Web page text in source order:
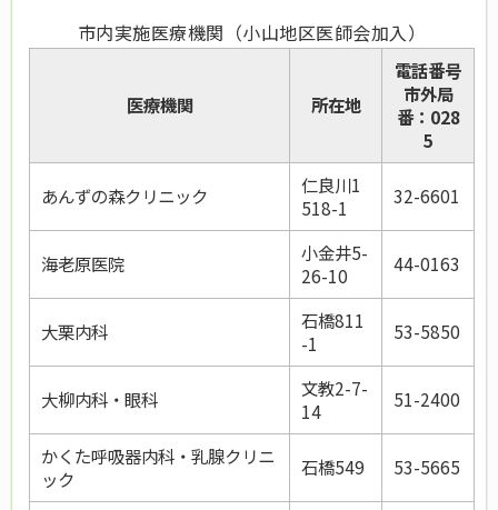
市内実施医療機関（小山地区医師会加入）
医療機関 所在地
電話番号
市外局
番：028
5
あんずの森クリニック
仁良川1
518-1
32-6601
海老原医院
小金井5-
26-10
44-0163
大栗内科
石橋811
-1
53-5850
大柳内科・眼科
文教2-7-
14
51-2400
かくた呼吸器内科・乳腺クリニ
ック
石橋549 53-5665